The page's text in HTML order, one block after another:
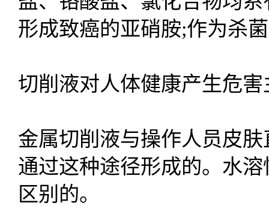
形成致癌的亚硝胺;作为杀
切削液对人体健康产生危
金属切削液与操作人员皮
通过这种途径形成的。水
区别的。